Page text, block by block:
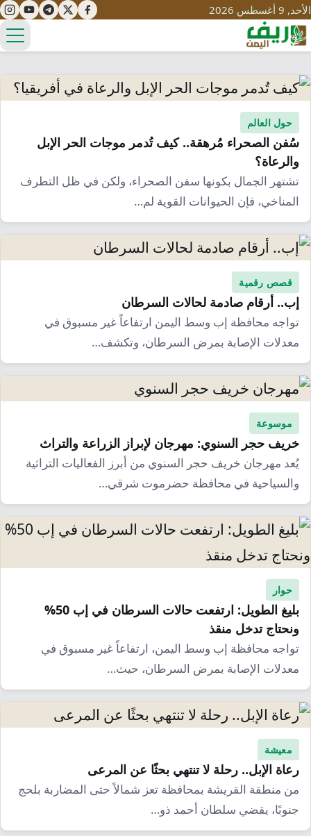
الأحد, 9 أغسطس 2026
تعليم
صحة
مياه
طرُق
تنمية
قصص نجاح
مبادرات
سياحة
ثقافة
التغير المناخي
محميات
تحديات
حلول
إرشاد زراعي
نساء
قضايا
معيشة
قصة
انفوجرافيك
قصص رقمية
تقارير صور
فيديو
حول العالم
سُفن الصحراء مُرهقة.. كيف تُدمر موجات الحر الإبل
والرعاة؟
تشتهر الجمال بكونها سفن الصحراء، ولكن في ظل التطرف
المناخي، فإن الحيوانات القوية لم…
قصص رقمية
إب.. أرقام صادمة لحالات السرطان
تواجه محافظة إب وسط اليمن ارتفاعاً غير مسبوق في
معدلات الإصابة بمرض السرطان، وتكشف…
موسوعة
خريف حجر السنوي: مهرجان لإبراز الزراعة والتراث
يُعد مهرجان خريف حجر السنوي من أبرز الفعاليات التراثية
والسياحية في محافظة حضرموت شرقي…
حوار
بليغ الطويل: ارتفعت حالات السرطان في إب 50%
ونحتاج تدخل منقذ
تواجه محافظة إب وسط اليمن، ارتفاعاً غير مسبوق في
معدلات الإصابة بمرض السرطان، حيث…
معيشة
رعاة الإبل.. رحلة لا تنتهي بحثًا عن المرعى
من منطقة القريشة بمحافظة تعز شمالاً حتى المضاربة بلحج
جنوبًا، يقضي سلطان أحمد ذو…